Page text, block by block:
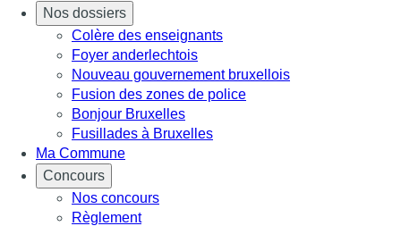
Nos dossiers
Colère des enseignants
Foyer anderlechtois
Nouveau gouvernement bruxellois
Fusion des zones de police
Bonjour Bruxelles
Fusillades à Bruxelles
Ma Commune
Concours
Nos concours
Règlement